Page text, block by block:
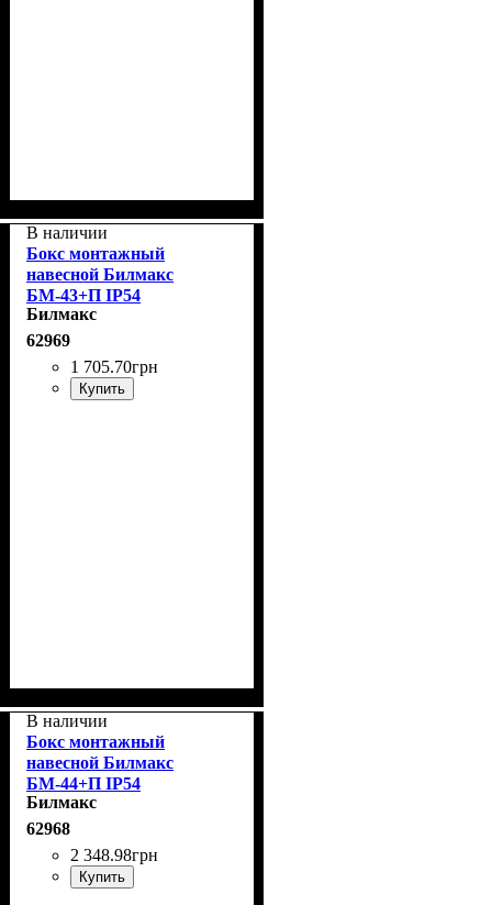
В наличии
Бокс монтажный
навесной Билмакс
БМ-43+П IP54
Билмакс
62969
1 705.70грн
Купить
В наличии
Бокс монтажный
навесной Билмакс
БМ-44+П IP54
Билмакс
62968
2 348.98грн
Купить